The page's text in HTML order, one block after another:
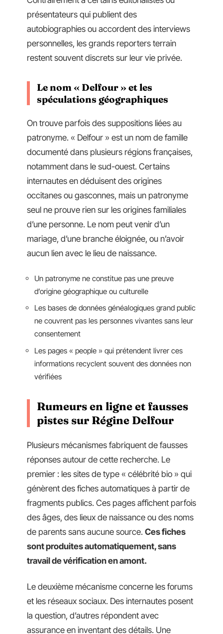
présentateurs qui publient des
autobiographies ou accordent des interviews
personnelles, les grands reporters terrain
restent souvent discrets sur leur vie privée.
Le nom « Delfour » et les
spéculations géographiques
On trouve parfois des suppositions liées au
patronyme. « Delfour » est un nom de famille
documenté dans plusieurs régions françaises,
notamment dans le sud-ouest. Certains
internautes en déduisent des origines
occitanes ou gasconnes, mais un patronyme
seul ne prouve rien sur les origines familiales
d’une personne. Le nom peut venir d’un
mariage, d’une branche éloignée, ou n’avoir
aucun lien avec le lieu de naissance.
Un patronyme ne constitue pas une preuve
d’origine géographique ou culturelle
Les bases de données généalogiques grand public
ne couvrent pas les personnes vivantes sans leur
consentement
Les pages « people » qui prétendent livrer ces
informations recyclent souvent des données non
vérifiées
Rumeurs en ligne et fausses
pistes sur Régine Delfour
Plusieurs mécanismes fabriquent de fausses
réponses autour de cette recherche. Le
premier : les sites de type « célébrité bio » qui
génèrent des fiches automatiques à partir de
fragments publics. Ces pages affichent parfois
des âges, des lieux de naissance ou des noms
de parents sans aucune source. Ces fiches
sont produites automatiquement, sans
travail de vérification en amont.
Le deuxième mécanisme concerne les forums
et les réseaux sociaux. Des internautes posent
la question, d’autres répondent avec
assurance en inventant des détails. Une